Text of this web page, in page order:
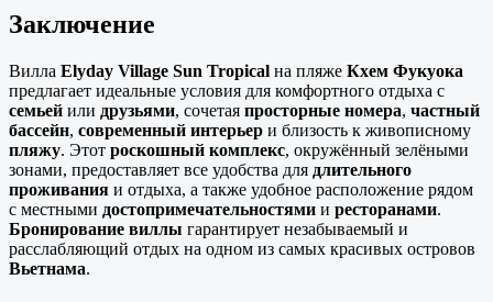
Заключение
Вилла Elyday Village Sun Tropical на пляже Кхем Фукуока
предлагает идеальные условия для комфортного отдыха с
семьей или друзьями, сочетая просторные номера, частный
бассейн, современный интерьер и близость к живописному
пляжу. Этот роскошный комплекс, окружённый зелёными
зонами, предоставляет все удобства для длительного
проживания и отдыха, а также удобное расположение рядом
с местными достопримечательностями и ресторанами.
Бронирование виллы гарантирует незабываемый и
расслабляющий отдых на одном из самых красивых островов
Вьетнама.